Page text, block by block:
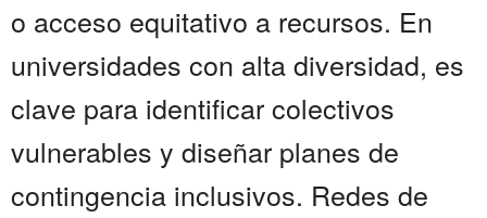
o acceso equitativo a recursos. En
universidades con alta diversidad, es
clave para identificar colectivos
vulnerables y diseñar planes de
contingencia inclusivos. Redes de